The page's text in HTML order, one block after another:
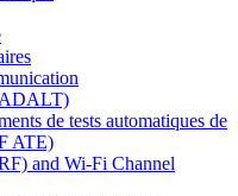
de tests automatiques de
ATE)
and Wi-Fi Channel